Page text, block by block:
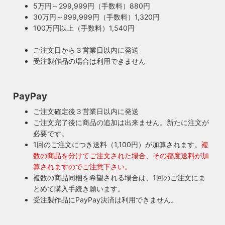
もしもの時も安心・製作担当者が修理を行いま
連絡ください！ハンドメイド照明やアンティーク照明は修理
が心配とよくお声を頂きますが、当店では器具を製作した本
◆もっと詳しく見る
ともあります。ところが100年近く前のソケットに使われて
いたインシュレーター（絶縁体）はご覧の通り炭化してボロ
ボロに。当店では専門機関に依頼し、特殊カーボンを使いオ
近く前のソケットも安心してお使い頂けます。
5万円～299,999円（手数料）880円
30万円～999,999円（手数料）1,320円
100万円以上（手数料）1,540円
ご注文日から３営業日以内に発送
受注製作品の場合は利用できません
PayPay
ご注文確定後３営業日以内に発送
ご注文完了後に商品の追加は出来ません。新たに注文が
必要です。
1回のご注文につき送料（1,100円）が加算されます。 複
数の商品を分けてご注文された場合、その都度送料が加
算されますのでご注意下さい。
複数の商品同梱を希望される場合は、1回のご注文にま
とめて購入手続き願います。
受注製作品にPayPay決済は利用できません。